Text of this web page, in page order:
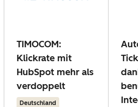
TIMOCOM:
Klickrate mit
HubSpot mehr als
verdoppelt
Deutschland